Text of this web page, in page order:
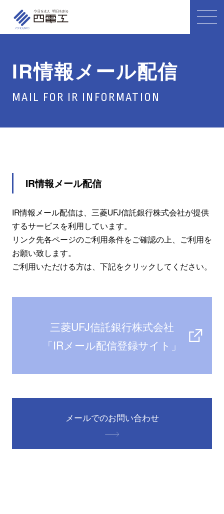
IR情報メール配信
MAIL FOR IR INFORMATION
IR情報メール配信
IR情報メール配信は、三菱UFJ信託銀行株式会社が提供
するサービスを利用しています。
リンク先各ページのご利用条件をご確認の上、ご利用を
お願い致します。
ご利用いただける方は、下記をクリックしてください。
三菱UFJ信託銀行株式会社
「IRメール配信登録サイト」
メールでのお問い合わせ